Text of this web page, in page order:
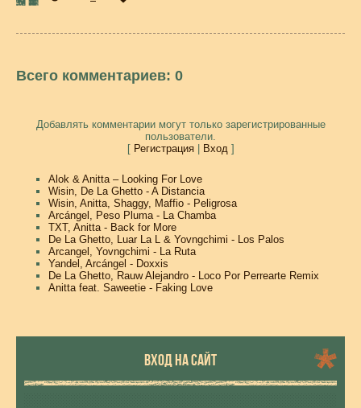
Всего комментариев: 0
Добавлять комментарии могут только зарегистрированные
пользователи.
[ Регистрация| Вход]
Alok & Anitta – Looking For Love
Wisin, De La Ghetto - A Distancia
Wisin, Anitta, Shaggy, Maffio - Peligrosa
Arcángel, Peso Pluma - La Chamba
TXT, Anitta - Back for More
De La Ghetto, Luar La L & Yovngchimi - Los Palos
Arcangel, Yovngchimi - La Ruta
Yandel, Arcángel - Doxxis
De La Ghetto, Rauw Alejandro - Loco Por Perrearte Remix
Anitta feat. Saweetie - Faking Love
ВХОД НА САЙТ